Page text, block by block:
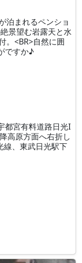
泊まれるペンショ
景望む岩露天と水
。<BR>自然に囲
ですか♪
都宮有料道路日光I
高原方面へ右折し
線、東武日光駅下